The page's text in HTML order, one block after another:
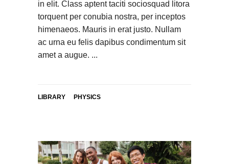
in elit. Class aptent taciti sociosquad litora
torquent per conubia nostra, per inceptos
himenaeos. Mauris in erat justo. Nullam
ac urna eu felis dapibus condimentum sit
amet a augue.
LIBRARY PHYSICS